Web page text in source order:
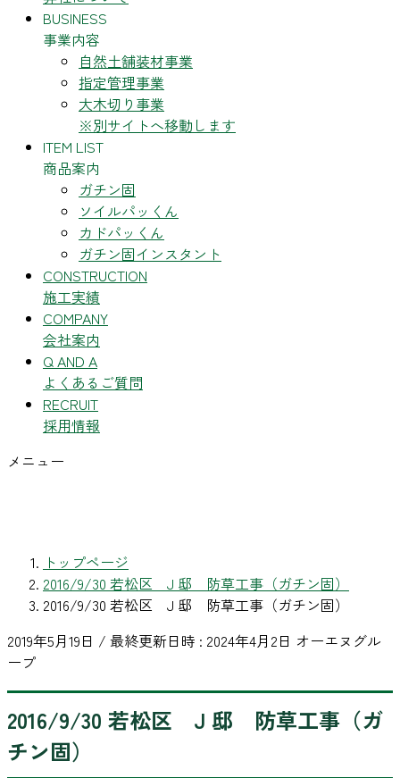
BUSINESS
事業内容
自然土舗装材事業
指定管理事業
大木切り事業
※別サイトへ移動します
ITEM LIST
商品案内
ガチン固
ソイルパッくん
カドパッくん
ガチン固インスタント
CONSTRUCTION
施工実績
COMPANY
会社案内
Q AND A
よくあるご質問
RECRUIT
採用情報
メニュー
トップページ
2016/9/30 若松区 J 邸 防草工事（ガチン固）
2016/9/30 若松区 J 邸 防草工事（ガチン固）
2019年5月19日 / 最終更新日時 : 2024年4月2日 オーエヌグル
ープ
2016/9/30 若松区 J 邸 防草工事（ガ
チン固）